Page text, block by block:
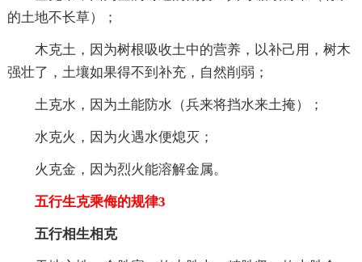
的土地不长草）；
木克土，因为树根吸收土中的营养，以补己用，树木
强壮了，土壤如果得不到补充，自然削弱；
土克水，因为土能防水（兵来将挡水来土掩）；
水克火，因为火遇水便熄灭；
火克金，因为烈火能溶解金属。
五行生克乘侮的规律3
五行相生相克